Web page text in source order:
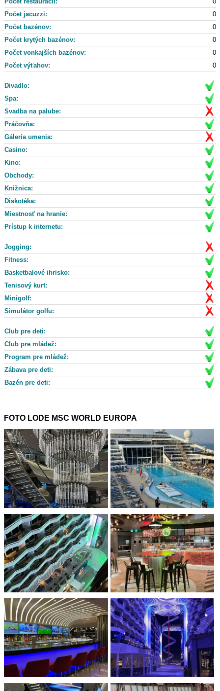
Počet jacuzzi:
0
Počet bazénov:
0
Počet krytých bazénov:
0
Počet vonkajších bazénov:
0
Počet výťahov:
0
Divadlo:
Spa:
Svadba na palube:
Práčovňa:
Gáleria umenia:
Casino:
Kino:
Obchody:
Knižnica:
Diskotéka:
Miestnosť na hranie:
Prístup k internetu:
Jogging:
Fitness:
Basketbalové ihrisko:
Tenisový kurt:
Minigolf:
Simulátor golfu:
Club pre deti:
Club pre mládež:
Program pre mládež:
Zábava pre deti:
Bazén pre deti:
FOTO LODE MSC WORLD EUROPA